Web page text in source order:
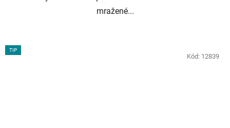
mražené...
TIP
Kód: 12839